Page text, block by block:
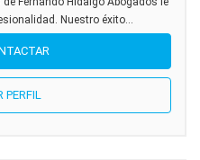
Nuestro éxito...
PERFIL